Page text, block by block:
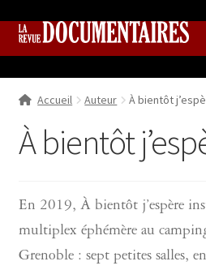
Aller
navigation
Aller
Qui sommes nous ?
Collection
Boutique
Accueil Auteur À bientôt
À bientôt
En 2019, À bientôt j’espère
multiplex éphémère au
Grenoble : sept petites salles,